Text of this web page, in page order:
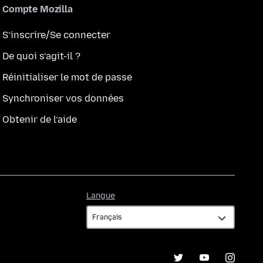
Compte Mozilla
S’inscrire/Se connecter
De quoi s’agit-il ?
Réinitialiser le mot de passe
Synchroniser vos données
Obtenir de l’aide
Langue